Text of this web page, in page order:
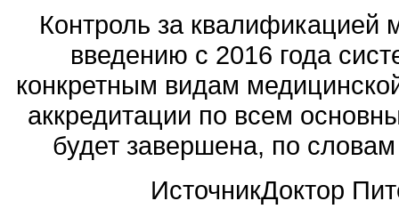
Контроль за квалификацией
введению с 2016 года
конкретным видам
аккредитации по всем
будет завершена, по
ИсточникДоктор